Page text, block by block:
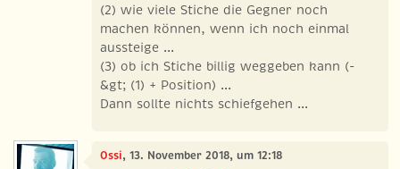
(2) wie viele Stiche die Gegner noch
machen können, wenn ich noch einmal
aussteige ...
(3) ob ich Stiche billig weggeben kann (-
&gt; (1) + Position) ...
Dann sollte nichts schiefgehen ...
Ossi, 13. November 2018, um 12:18